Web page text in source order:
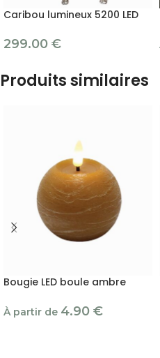
Caribou lumineux 5200 LED
299.00 €
Produits similaires
Bougie LED boule ambre
À partir de 4.90 €